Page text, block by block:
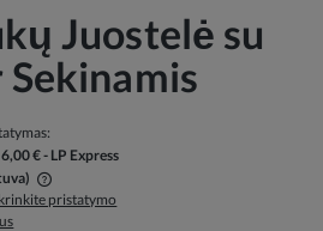
Juostelė su
€- LP Express
mokėjimo išlaidos
pristatymo